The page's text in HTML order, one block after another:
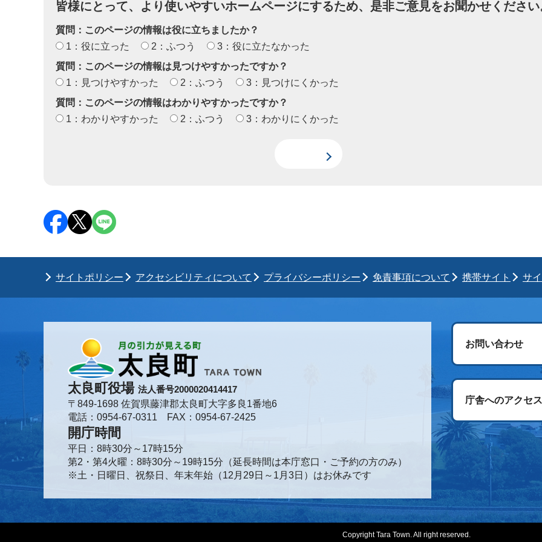
皆様にとって、より使いやすいホームページにするため、是非ご意見をお聞かせください
質問：このページの情報は役に立ちましたか？
1：役に立った
2：ふつう
3：役に立たなかった
質問：このページの情報は見つけやすかったですか？
1：見つけやすかった
2：ふつう
3：見つけにくかった
質問：このページの情報はわかりやすかったですか？
1：わかりやすかった
2：ふつう 3：わかりにくかった
サイトポリシー アクセシビリティについて プライバシーポリシー 免責事項について 携帯サイト サ
太良町役場 法人番号2000020414417
〒849-1698 佐賀県藤津郡太良町大字多良1番地6
電話：0954-67-0311 FAX：0954-67-2425
開庁時間
平日：8時30分～17時15分
第2・第4火曜：8時30分～19時15分（延長時間は本庁窓口・ご予約の方のみ）
※土・日曜日、祝祭日、年末年始（12月29日～1月3日）はお休みです
お問い合わせ
庁舎へのアクセス
Copyright Tara Town. All right reserved.